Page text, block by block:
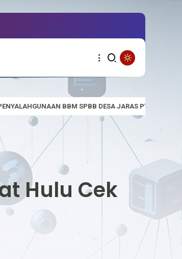
JARAS PT. TYA PRATAMA NO 66.787.006
Hulu Cek